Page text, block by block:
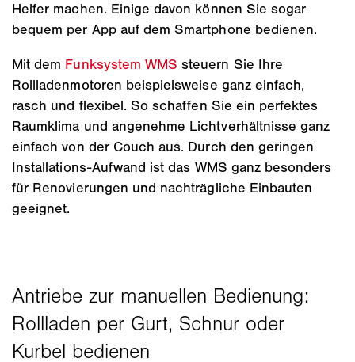
Helfer machen. Einige davon können Sie sogar
bequem per App auf dem Smartphone bedienen.
Mit dem Funksystem WMS steuern Sie Ihre
Rollladenmotoren beispielsweise ganz einfach,
rasch und flexibel. So schaffen Sie ein perfektes
Raumklima und angenehme Lichtverhältnisse ganz
einfach von der Couch aus. Durch den geringen
Installations-Aufwand ist das WMS ganz besonders
für Renovierungen und nachträgliche Einbauten
geeignet.